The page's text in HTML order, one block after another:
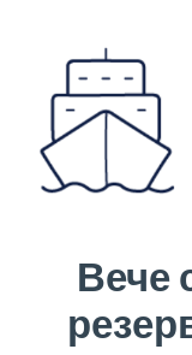
Вече